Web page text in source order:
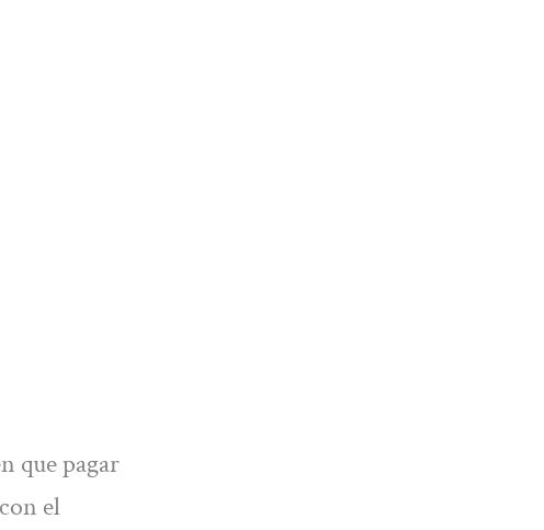
que pagar
el